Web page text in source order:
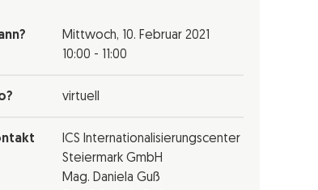
Mittwoch,
10. Februar 2021
10:00 - 11:00
virtuell
ICS Internationalisierungscenter
Steiermark GmbH
Mag. Daniela Guß